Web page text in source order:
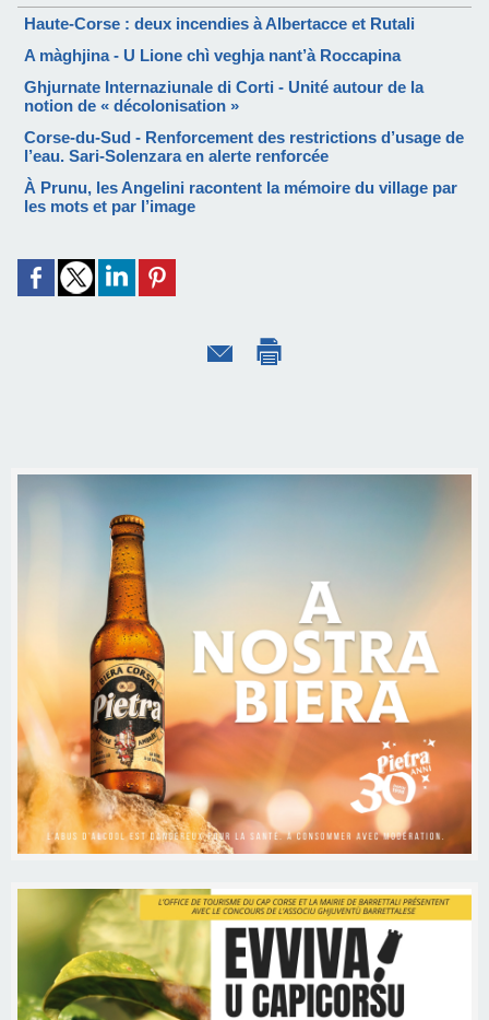
Haute-Corse : deux incendies à Albertacce et Rutali
A màghjina - U Lione chì veghja nant’à Roccapina
Ghjurnate Internaziunale di Corti - Unité autour de la
notion de « décolonisation »
Corse-du-Sud - Renforcement des restrictions d’usage de
l’eau. Sari-Solenzara en alerte renforcée
À Prunu, les Angelini racontent la mémoire du village par
les mots et par l’image